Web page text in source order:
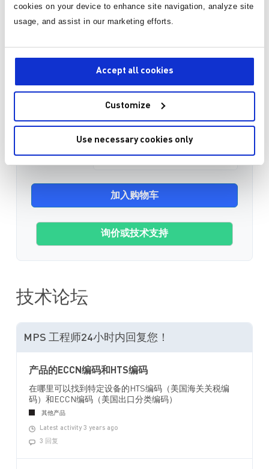
cookies on your device to enhance site navigation, analyze site
usage, and assist in our marketing efforts.
Accept all cookies
Customize
Use necessary cookies only
数量
3-10个工作日内到货。 每单运费仅为 5 美元。
数量
加入购物车
询价或技术支持
技术论坛
MPS 工程师24小时内回复您！
产品的ECCN编码和HTS编码
在哪里可以找到特定设备的HTS编码（美国海关关税编
码）和ECCN编码（美国出口分类编码）
其他产品
Latest activity 3 years ago
3 回复